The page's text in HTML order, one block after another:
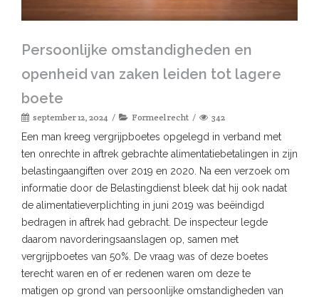
Persoonlijke omstandigheden en
openheid van zaken leiden tot lagere
boete
september 12, 2024 Formeel recht 342
Een man kreeg vergrijpboetes opgelegd in verband met
ten onrechte in aftrek gebrachte alimentatiebetalingen in zijn
belastingaangiften over 2019 en 2020. Na een verzoek om
informatie door de Belastingdienst bleek dat hij ook nadat
de alimentatieverplichting in juni 2019 was beëindigd
bedragen in aftrek had gebracht. De inspecteur legde
daarom navorderingsaanslagen op, samen met
vergrijpboetes van 50%. De vraag was of deze boetes
terecht waren en of er redenen waren om deze te
matigen op grond van persoonlijke omstandigheden van